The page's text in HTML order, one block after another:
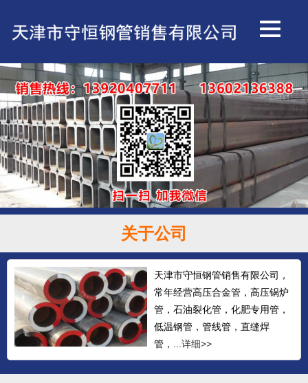
关于公司
天津市守恒钢管销售有限公司，
常年经营高压合金管，高压锅炉
管，石油裂化管，化肥专用管，
低温钢管，管线管，直缝焊
管，...详细>>